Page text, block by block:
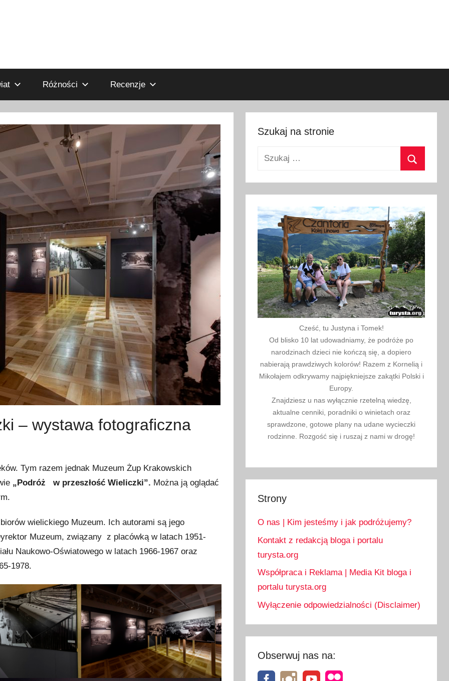
Różności Recenzje
– wystawa fotograficzna
Tym razem jednak Muzeum Żup Krakowskich
„Podróż w przeszłość Wieliczki”. Można ją oglądać
wielickiego Muzeum. Ich autorami są jego
Muzeum, związany z placówką w latach 1951-
Naukowo-Oświatowego w latach 1966-1967 oraz
1978.
Szukaj na stronie
Szukaj:
Cześć, tu Justyna i Tomek!
Od blisko 10 lat udowadniamy, że podróże po
narodzinach dzieci nie kończą się, a dopiero
nabierają prawdziwych kolorów! Razem z Kornelią i
Mikołajem odkrywamy najpiękniejsze zakątki Polski i
Europy.
Znajdziesz u nas wyłącznie rzetelną wiedzę,
aktualne cenniki, poradniki o winietach oraz
sprawdzone, gotowe plany na udane wycieczki
rodzinne. Rozgość się i ruszaj z nami w drogę!
Strony
O nas | Kim jesteśmy i jak podróżujemy?
Kontakt z redakcją bloga i portalu
turysta.org
Współpraca i Reklama | Media Kit bloga i
portalu turysta.org
Wyłączenie odpowiedzialności (Disclaimer)
Obserwuj nas na: